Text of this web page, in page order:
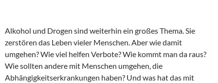
Alkohol und Drogen sind weiterhin ein großes Thema. Sie
zerstören das Leben vieler Menschen. Aber wie damit
umgehen? Wie viel helfen Verbote? Wie kommt man da raus?
Wie sollten andere mit Menschen umgehen, die
Abhängigkeitserkrankungen haben? Und was hat das mit